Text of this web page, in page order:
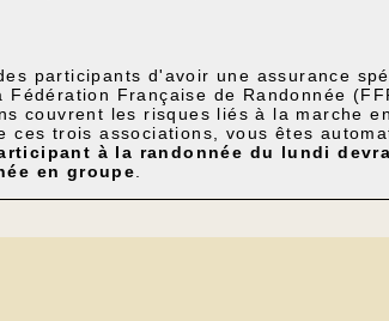
participants d'avoir une assurance
Française de Randonnée
couvrent les risques liés à la marche
ces trois associations, vous êtes
à la randonnée du lundi
en groupe